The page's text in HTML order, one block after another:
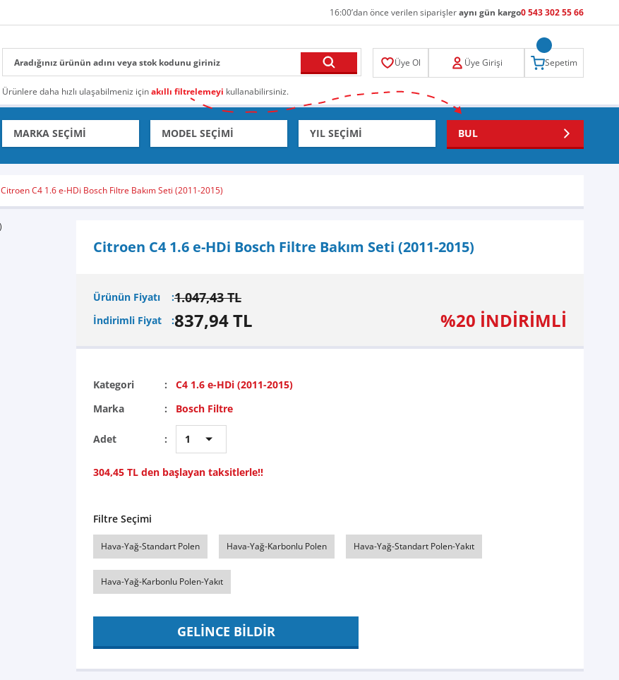
16:00’dan önce verilen siparişleraynı gün kargo0 543 302 55 66
Ürünlere daha hızlı ulaşabilmeniz içinakıllı filtrelemeyi kullanabilirsiniz.
Üye Ol Üye Girişi Sepetim
BUL
Citroen C4 1.6 e-HDi Bosch Filtre Bakım Seti (2011-2015)
Citroen C4 1.6 e-HDi Bosch Filtre Bakım Seti (2011-2015)
Ürünün Fiyatı 1.047,43 TL
İndirimli Fiyat 837,94 TL %20 İNDİRİMLİ
Kategori
C4 1.6 e-HDi (2011-2015)
Marka
Bosch Filtre
Adet
304,45 TL den başlayan taksitlerle!!
Filtre Seçimi
Hava-Yağ-Standart Polen Hava-Yağ-Karbonlu Polen Hava-Yağ-Standart Polen-Yakıt
Hava-Yağ-Karbonlu Polen-Yakıt
GELİNCE BİLDİR